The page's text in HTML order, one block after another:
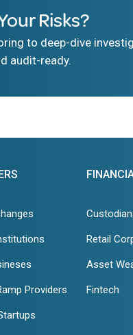
Risks?
to deep-dive
audit-ready.
Providers
Retail
Asset
Fintech